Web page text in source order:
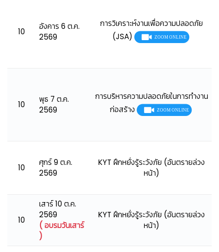
10
อังคาร 6 ต.ค.
2569
การวิเคราะห์งานเพื่อความปลอดภัย
(JSA)
10
พุธ 7 ต.ค.
2569
การบริหารความปลอดภัยในการทำงาน
ก่อสร้าง
10
ศุกร์ 9 ต.ค.
2569
KYT ฝึกหยั่งรู้ระวังภัย (อันตรายล่วง
หน้า)
10
เสาร์ 10 ต.ค.
2569
( อบรมวันเสาร์
)
KYT ฝึกหยั่งรู้ระวังภัย (อันตรายล่วง
หน้า)